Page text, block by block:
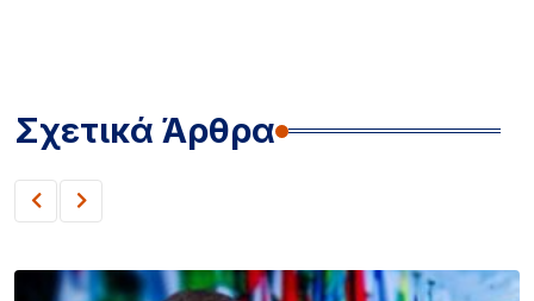
Σχετικά Άρθρα